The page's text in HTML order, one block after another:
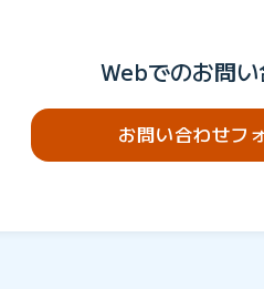
Webでのお問
お問い合わせフ